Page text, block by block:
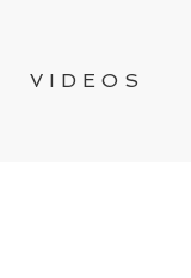
VIDEOS